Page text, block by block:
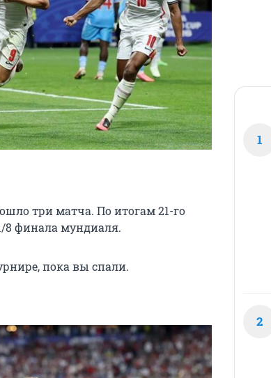
три матча. По итогам 21-го
8 финала мундиаля.
пока вы спали.
1
2